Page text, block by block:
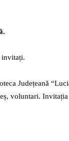
invitați.
Județeană
voluntari. Invitația